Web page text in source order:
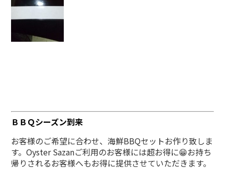
ＢＢＱシーズン到来
お客様のご希望に合わせ、海鮮BBQセットお作り致しま
す。Oyster Sazanご利用のお客様には超お得に😁お持ち
帰りされるお客様へもお得に提供させていただきます。